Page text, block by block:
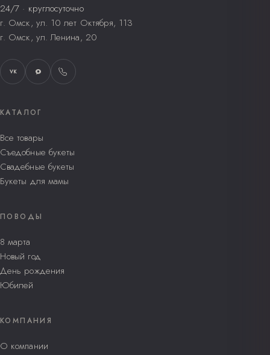
24/7 · круглосуточно
г. Омск, ул. 10 лет Октября, 113
г. Омск, ул. Ленина, 20
VK
КАТАЛОГ
Все товары
Съедобные букеты
Свадебные букеты
Букеты для мамы
ПОВОДЫ
8 марта
Новый год
День рождения
Юбилей
КОМПАНИЯ
О компании